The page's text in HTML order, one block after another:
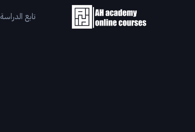
تابع الدراسة